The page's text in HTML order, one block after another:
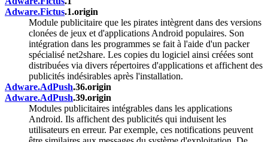
Adware.Fictus.1.origin
Module publicitaire que les pirates intègrent dans des versions
clonées de jeux et d'applications Android populaires. Son
intégration dans les programmes se fait à l'aide d'un packer
spécialisé net2share. Les copies du logiciel ainsi créées sont
distribuées via divers répertoires d'applications et affichent des
publicités indésirables après l'installation.
Adware.AdPush.36.origin
Adware.AdPush.39.origin
Modules publicitaires intégrables dans les applications
Android. Ils affichent des publicités qui induisent les
utilisateurs en erreur. Par exemple, ces notifications peuvent